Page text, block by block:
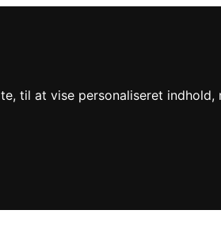
til at vise personaliseret